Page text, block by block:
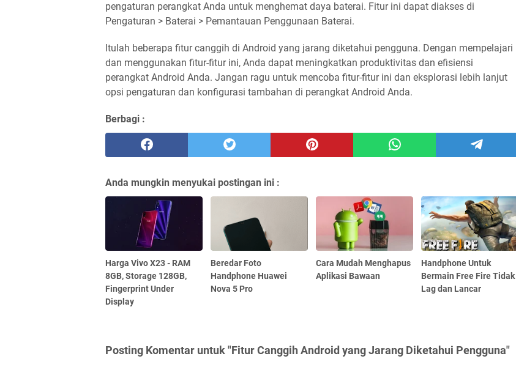
pengaturan perangkat Anda untuk menghemat daya baterai. Fitur ini dapat diakses di
Pengaturan > Baterai > Pemantauan Penggunaan Baterai.
Itulah beberapa fitur canggih di Android yang jarang diketahui pengguna. Dengan mempelajari
dan menggunakan fitur-fitur ini, Anda dapat meningkatkan produktivitas dan efisiensi
perangkat Android Anda. Jangan ragu untuk mencoba fitur-fitur ini dan eksplorasi lebih lanjut
opsi pengaturan dan konfigurasi tambahan di perangkat Android Anda.
Berbagi :
Anda mungkin menyukai postingan ini :
Harga Vivo X23 - RAM
8GB, Storage 128GB,
Fingerprint Under
Display
Beredar Foto
Handphone Huawei
Nova 5 Pro
Cara Mudah Menghapus
Aplikasi Bawaan
Handphone Untuk
Bermain Free Fire Tidak
Lag dan Lancar
Posting Komentar untuk "Fitur Canggih Android yang Jarang Diketahui Pengguna"